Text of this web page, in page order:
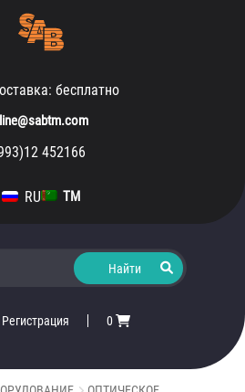
бесплатно
452166
RU TM
Регистрация 0